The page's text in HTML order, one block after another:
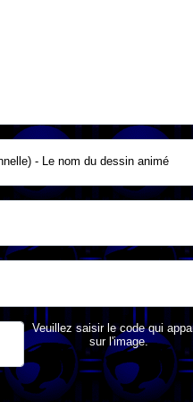
- Le nom du dessin animé
Veuillez saisir le code qui
sur l'image.